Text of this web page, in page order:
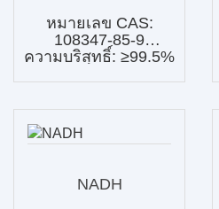
หมายเลข CAS:
108347-85-9
ความบริสุทธิ์: ≥99.5%
NADH